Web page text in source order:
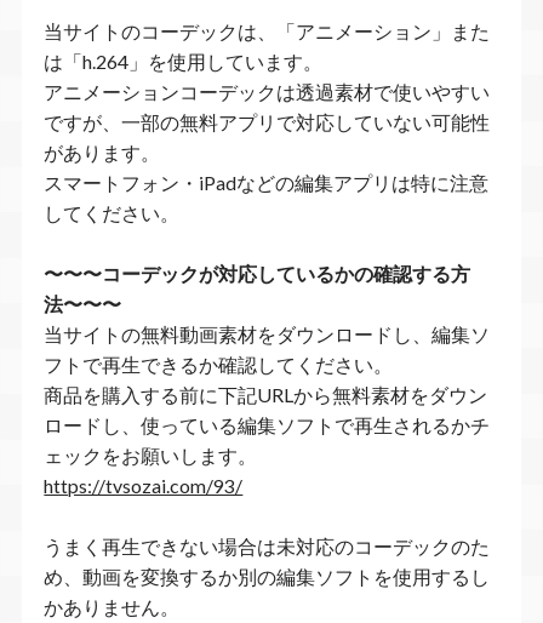
当サイトのコーデックは、「アニメーション」また
は「h.264」を使用しています。
アニメーションコーデックは透過素材で使いやすい
ですが、一部の無料アプリで対応していない可能性
があります。
スマートフォン・iPadなどの編集アプリは特に注意
してください。
〜〜〜コーデックが対応しているかの確認する方
法〜〜〜
当サイトの無料動画素材をダウンロードし、編集ソ
フトで再生できるか確認してください。
商品を購入する前に下記URLから無料素材をダウン
ロードし、使っている編集ソフトで再生されるかチ
ェックをお願いします。
https://tvsozai.com/93/
うまく再生できない場合は未対応のコーデックのた
め、動画を変換するか別の編集ソフトを使用するし
かありません。